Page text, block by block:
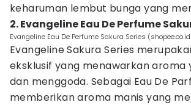
keharuman lembut bunga yang
2. Evangeline Eau De Perfume
Evangeline Eau De Perfume Sakura Series
Evangeline Sakura Series
eksklusif yang menawarkan aroma
dan menggoda. Sebagai Eau De
memberikan aroma manis yang